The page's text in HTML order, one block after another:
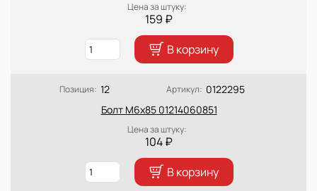
Цена за штуку:
159 ₽
В корзину
Позиция: 12 Артикул: 0122295
Болт М6х85 01214060851
Цена за штуку:
104 ₽
В корзину